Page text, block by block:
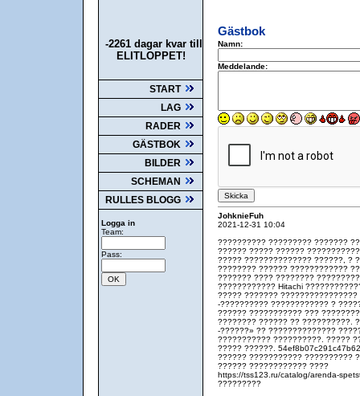
-2261 dagar kvar till
ELITLOPPET!
START
LAG
RADER
GÄSTBOK
BILDER
SCHEMAN
RULLES BLOGG
Logga in
Team:
Pass:
Gästbok
Namn:
Meddelande:
JohknieFuh
2021-12-31 10:04
?????????? ????????? ???????
?????? ????? ??????
????? ?????????????? ??????, ?
???????? ?????? ????????????
??????? ???? ????????
???????????? Hitachi
????? ???????
-?????????? ???????????? ?
?????? ??????????? ???
???????? ?????? ?? ??????????.
-??????» ?? ??????????????
??????????? ??????????. ?????
????? ??????.
?????? ??????????? ??????????
?????? ???????????? ????
https://tss123.ru/catalog/arenda-
?????????